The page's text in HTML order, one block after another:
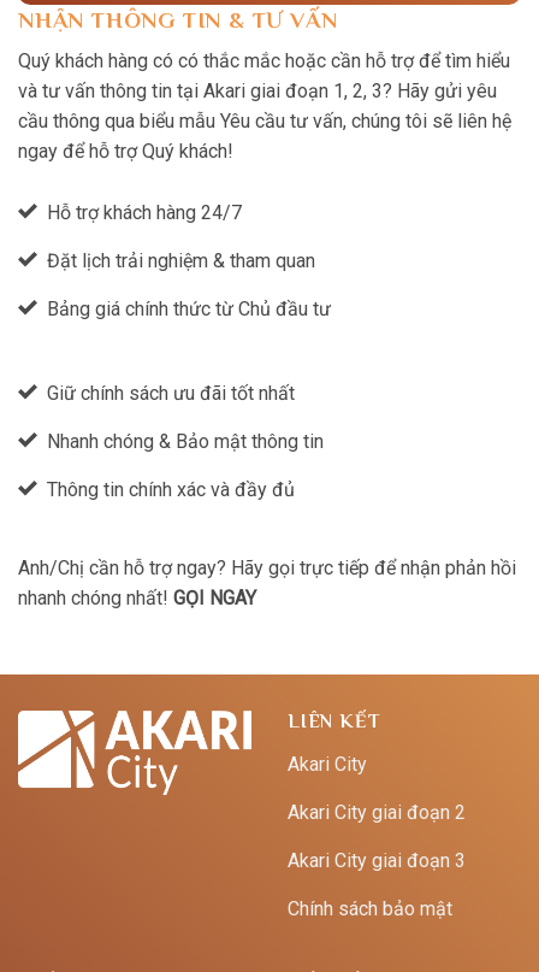
NHẬN THÔNG TIN & TƯ VẤN
Quý khách hàng có có thắc mắc hoặc cần hỗ trợ để tìm hiểu
và tư vấn thông tin tại Akari giai đoạn 1, 2, 3? Hãy gửi yêu
cầu thông qua biểu mẫu Yêu cầu tư vấn, chúng tôi sẽ liên hệ
ngay để hỗ trợ Quý khách!
Hỗ trợ khách hàng 24/7
Đặt lịch trải nghiệm & tham quan
Bảng giá chính thức từ Chủ đầu tư
Giữ chính sách ưu đãi tốt nhất
Nhanh chóng & Bảo mật thông tin
Thông tin chính xác và đầy đủ
Anh/Chị cần hỗ trợ ngay? Hãy gọi trực tiếp để nhận phản hồi
nhanh chóng nhất! GỌI NGAY
LIÊN KẾT
Akari City
Akari City giai đoạn 2
Akari City giai đoạn 3
Chính sách bảo mật